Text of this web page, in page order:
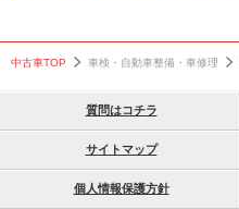
中古車TOP 車検・自動車整備・車修理
質問はコチラ
サイトマップ
個人情報保護方針